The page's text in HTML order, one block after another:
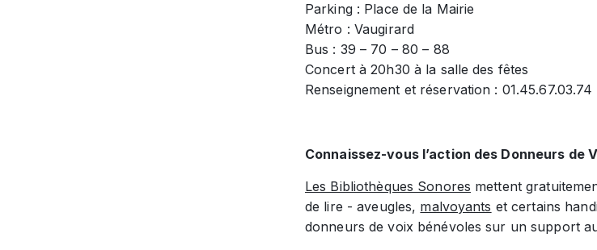
Parking : Place de la Mairie
Métro : Vaugirard
Bus : 39 – 70 – 80 – 88
Concert à 20h30 à la salle des fêtes
Renseignement et réservation :
Connaissez-vous l’action des Donneurs de
Les Bibliothèques Sonores mettent
de lire - aveugles, malvoyants et certains
donneurs de voix bénévoles sur un support